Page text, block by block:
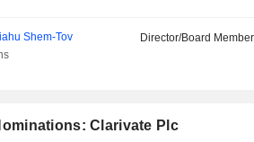
Shem-Tov
Director/Board Member
Clarivate Plc